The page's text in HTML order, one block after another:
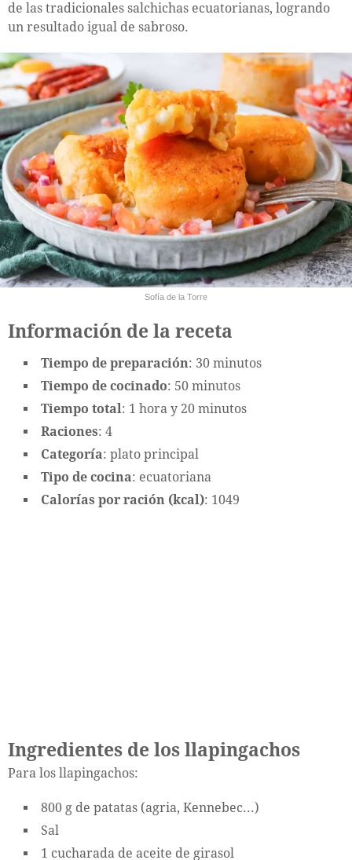
de las tradicionales salchichas ecuatorianas, logrando
un resultado igual de sabroso.
Sofía de la Torre
Información de la receta
Tiempo de preparación: 30 minutos
Tiempo de cocinado: 50 minutos
Tiempo total: 1 hora y 20 minutos
Raciones: 4
Categoría: plato principal
Tipo de cocina: ecuatoriana
Calorías por ración (kcal): 1049
Ingredientes de los llapingachos
Para los llapingachos:
800 g de patatas (agria, Kennebec...)
Sal
1 cucharada de aceite de girasol